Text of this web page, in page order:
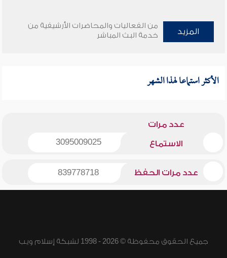
المزيد
من الفعاليات والمحاضرات الأرشيفية من
خدمة البث المباشر
الأكثر استماعا لهذا الشهر
عدد مرات
الاستماع 3095009025
عدد مرات الحفظ 839778718
جميع الحقوق محفوظة © 2026 - 1998 لشبكة إسلام ويب